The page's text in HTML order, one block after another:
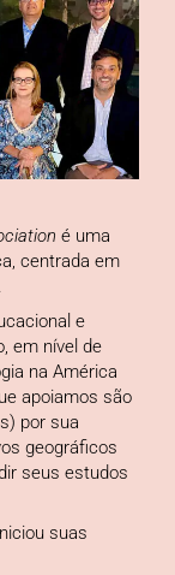
é uma
centrada em
e
em nível de
na América
apoiamos são
por sua
geográficos
seus estudos
suas